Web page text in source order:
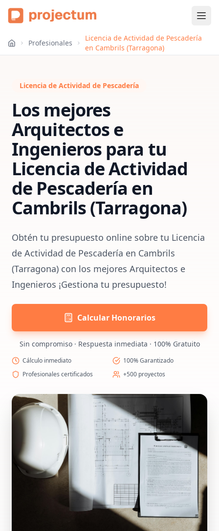
Profesionales
Licencia de Actividad de Pescadería
en Cambrils (Tarragona)
Licencia de Actividad de Pescadería
Los mejores
Arquitectos e
Ingenieros para tu
Licencia de Actividad
de Pescadería en
Cambrils (Tarragona)
Obtén tu presupuesto online sobre tu Licencia
de Actividad de Pescadería en Cambrils
(Tarragona) con los mejores Arquitectos e
Ingenieros ¡Gestiona tu presupuesto!
Calcular Honorarios
Sin compromiso · Respuesta inmediata · 100% Gratuito
Cálculo inmediato
100% Garantizado
Profesionales certificados
+500 proyectos